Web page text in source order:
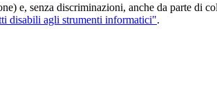
e, senza discriminazioni, anche da parte di
disabili agli strumenti informatici".